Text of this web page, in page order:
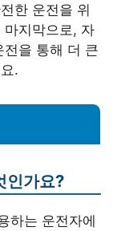
한 운전을 위
마지막으로, 자
을 통해 더 큰
.
인가요?
하는 운전자에